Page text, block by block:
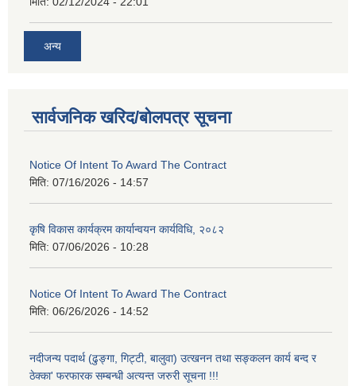
अन्य
सार्वजनिक खरिद/बोलपत्र सूचना
Notice Of Intent To Award The Contract
मिति: 07/16/2026 - 14:57
कृषि विकास कार्यक्रम कार्यान्वयन कार्यविधि, २०८२
मिति: 07/06/2026 - 10:28
Notice Of Intent To Award The Contract
मिति: 06/26/2026 - 14:52
नदीजन्य पदार्थ (ढुङ्गा, गिट्टी, बालुवा) उत्खनन तथा सङ्कलन कार्य बन्द र
ठेक्का' फरफारक सम्बन्धी अत्यन्त जरुरी सूचना !!!